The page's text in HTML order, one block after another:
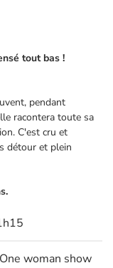
tout bas !
pendant
racontera toute sa
C'est cru et
détour et plein
woman show